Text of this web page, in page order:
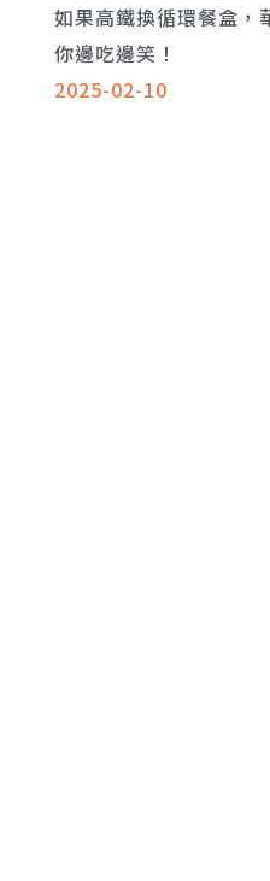
如果高鐵換循環餐盒，
你邊吃邊笑！
2025-02-10